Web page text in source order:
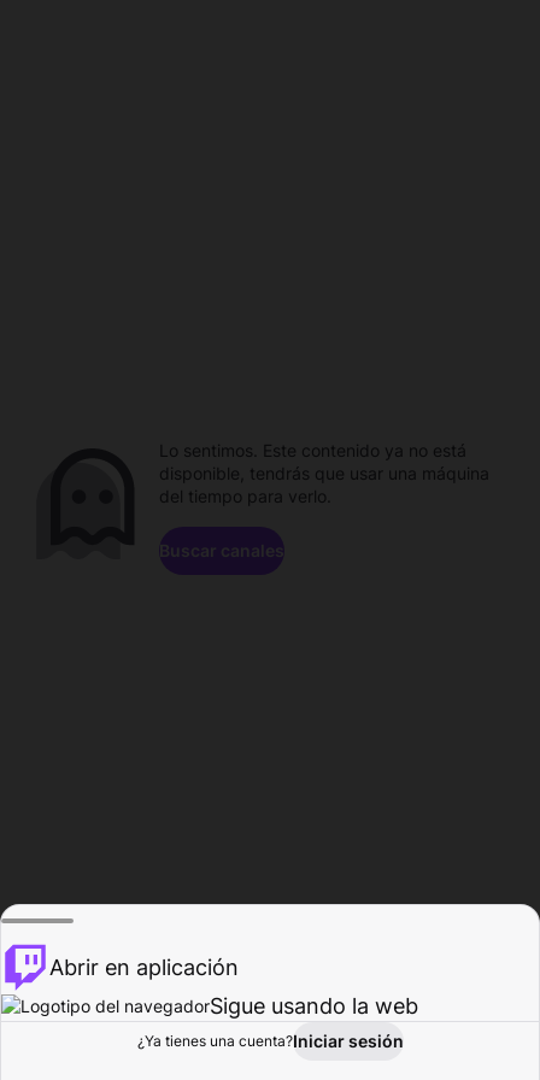
Explorar Actividad
Lo sentimos. Este contenido ya no está
disponible, tendrás que usar una máquina
del tiempo para verlo.
Buscar canales
Abrir en aplicación
Sigue usando la web
¿Ya tienes una cuenta?Iniciar sesión